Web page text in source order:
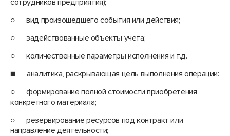
сотрудников предприятия);
○ вид произошедшего события или действия;
○ задействованные объекты учета;
○ количественные параметры исполнения и т.д.
■ аналитика, раскрывающая цель выполнения операции:
○ формирование полной стоимости приобретения
конкретного материала;
○ резервирование ресурсов под контракт или
направление деятельности;